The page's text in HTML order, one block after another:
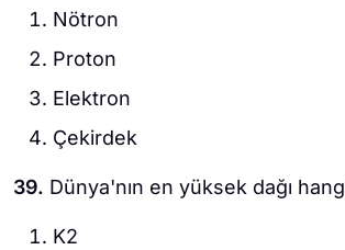
Nötron
Proton
Elektron
Çekirdek
39. Dünya'nın en yüksek dağı
K2